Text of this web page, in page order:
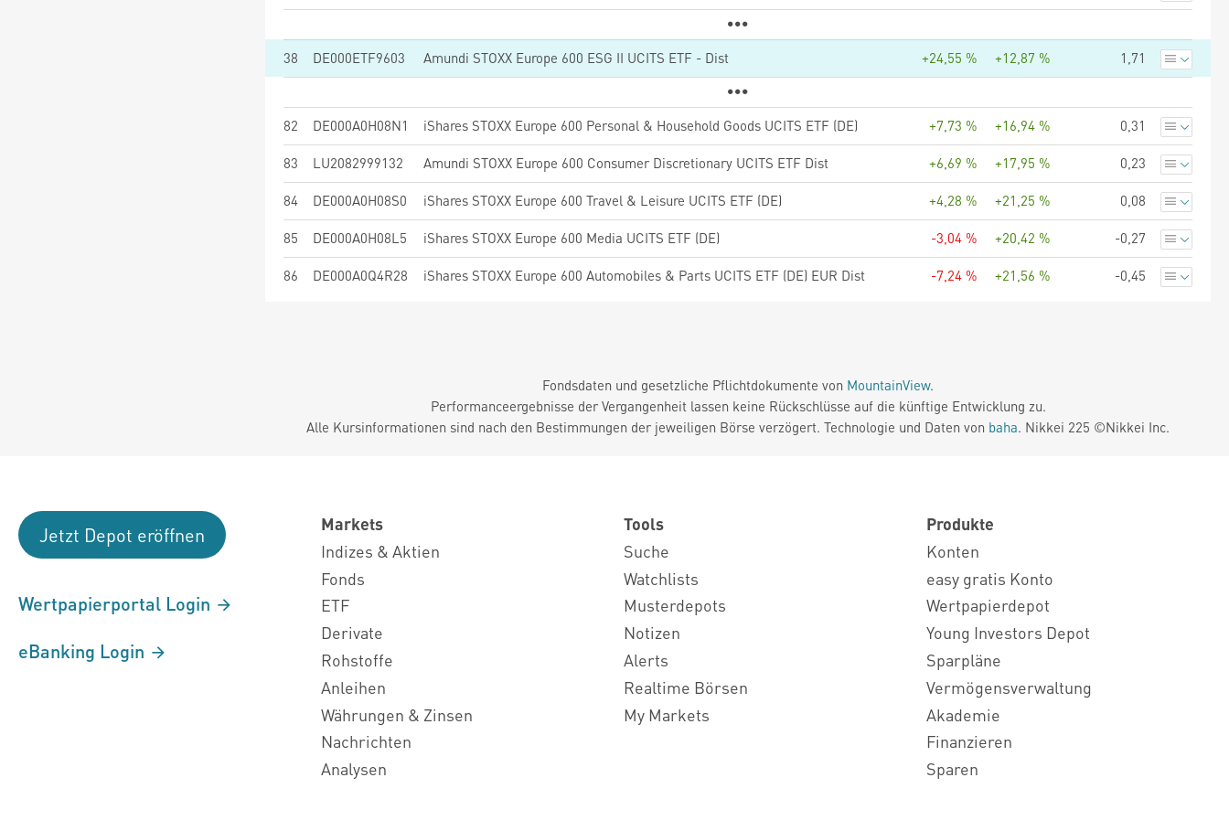
38 DE000ETF9603 Amundi STOXX Europe 600 ESG II UCITS ETF - Dist +24,55 % +12,87 % 1,71
82 DE000A0H08N1 iShares STOXX Europe 600 Personal & Household Goods UCITS ETF (DE) +7,73 % +16,94 % 0,31
83 LU2082999132 Amundi STOXX Europe 600 Consumer Discretionary UCITS ETF Dist +6,69 % +17,95 % 0,23
84 DE000A0H08S0 iShares STOXX Europe 600 Travel & Leisure UCITS ETF (DE) +4,28 % +21,25 % 0,08
85 DE000A0H08L5 iShares STOXX Europe 600 Media UCITS ETF (DE) -3,04 % +20,42 % -0,27
86 DE000A0Q4R28 iShares STOXX Europe 600 Automobiles & Parts UCITS ETF (DE) EUR Dist -7,24 % +21,56 % -0,45
Fondsdaten und gesetzliche Pflichtdokumente von MountainView.
Performanceergebnisse der Vergangenheit lassen keine Rückschlüsse auf die künftige Entwicklung zu.
Alle Kursinformationen sind nach den Bestimmungen der jeweiligen Börse verzögert. Technologie und Daten von baha. Nikkei 225 ©Nikkei Inc.
Jetzt Depot eröffnen
Wertpapierportal Login
eBanking Login
Markets
Indizes & Aktien
Fonds
ETF
Derivate
Rohstoffe
Anleihen
Währungen & Zinsen
Nachrichten
Analysen
Tools
Suche
Watchlists
Musterdepots
Notizen
Alerts
Realtime Börsen
My Markets
Produkte
Konten
easy gratis Konto
Wertpapierdepot
Young Investors Depot
Sparpläne
Vermögensverwaltung
Akademie
Finanzieren
Sparen